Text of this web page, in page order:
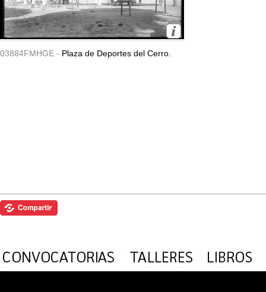
03884FMHGE - Plaza de Deportes del Cerro.